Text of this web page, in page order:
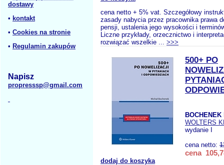
dostawy
• kontakt
• Cookies na stronie
• Regulamin zakupów
Napisz
propresssp@gmail.com
cena netto + 5% vat. Szczegółowy
zasady nabycia przez pracownika prawa
pensji, ustalenia jego wysokości i
Liczne przykłady, orzecznictwo i
rozwiązać wszelkie ... >>>
500+ PO
BOCHENEK
WOLTERS
wydanie I
cena netto:
cena
dodaj do koszyka